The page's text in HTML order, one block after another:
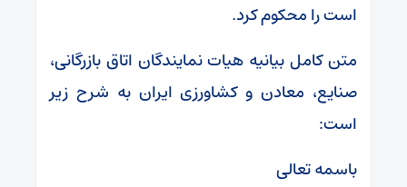
است را محکوم کرد.
متن کامل بیانیه هیات نمایندگان اتاق بازرگانی،
صنایع، معادن و کشاورزی ایران به شرح زیر
است:
باسمه تعالی